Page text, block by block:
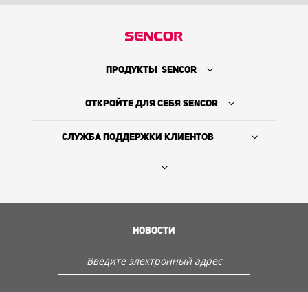
ПРОДУКТЫ SENCOR
ОТКРОЙТЕ ДЛЯ СЕБЯ SENCOR
СЛУЖБА ПОДДЕРЖКИ КЛИЕНТОВ
НОВОСТИ